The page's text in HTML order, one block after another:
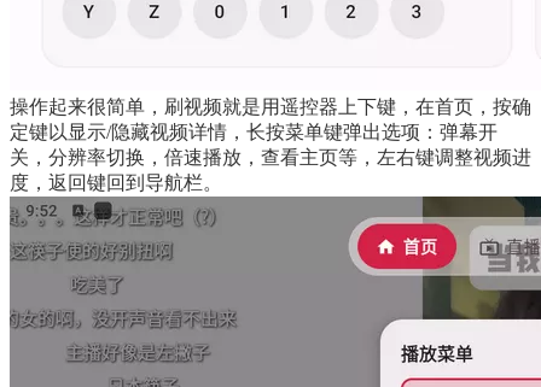
操作起来很简单，刷视频就是用遥控器上下键，在首页，按确
定键以显示/隐藏视频详情，长按菜单键弹出选项：弹幕开
关，分辨率切换，倍速播放，查看主页等，左右键调整视频进
度，返回键回到导航栏。